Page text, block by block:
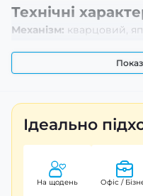
Технічні
Механізм: кварцовий,
Корпус:латунний у
Циферблат:
класичною індикацією
повсякденному
Ідеально
На щодень Офіс /